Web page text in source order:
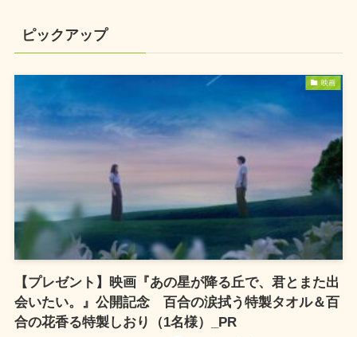
ピックアップ
映画
【プレゼント】映画『あの星が降る丘で、君とまた出
会いたい。』公開記念 百合の涙拭う特製タオル＆百
合の花香る特製しおり（1名様）_PR